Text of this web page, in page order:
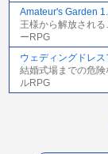
Amateur's Garden
王様から解放され
ーRPG
ウェディングドレ
結婚式場までの危
ルRPG